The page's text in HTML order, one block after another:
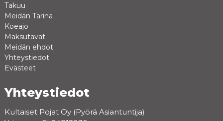
Takuu
Meidän Tarina
Koeajo
Maksutavat
Meidän ehdot
Yhteystiedot
Evästeet
Yhteystiedot
Kultaiset Pojat Oy (Pyörä Asiantuntija)